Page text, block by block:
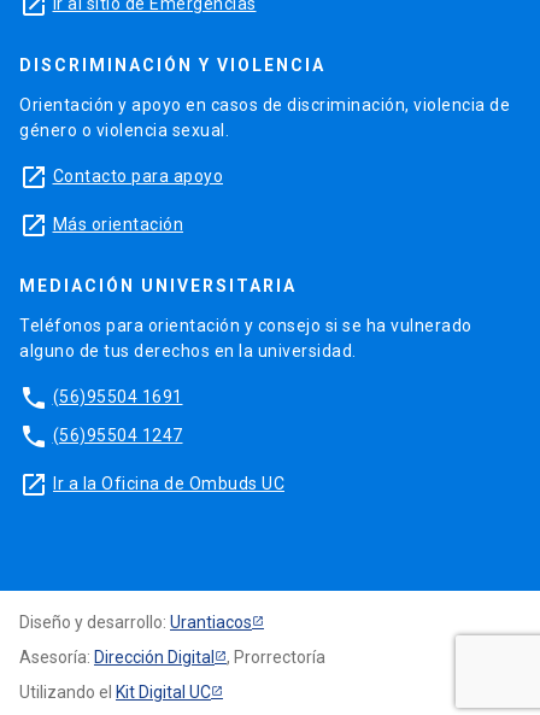
DISCRIMINACIÓN Y VIOLENCIA
Orientación y apoyo en casos de discriminación, violencia de
género o violencia sexual.
launch Contacto para apoyo
launch Más orientación
MEDIACIÓN UNIVERSITARIA
Teléfonos para orientación y consejo si se ha vulnerado
alguno de tus derechos en la universidad.
phone (56)95504 1691
phone (56)95504 1247
launch Ir a la Oficina de Ombuds UC
Diseño y desarrollo: Urantiacos
Asesoría: Dirección Digital
, Prorrectoría
Utilizando el Kit Digital UC